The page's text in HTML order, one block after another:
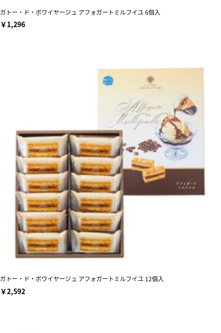
ガトー・ド・ボワイヤージュ アフォガートミルフイユ 6個入
￥1,296
ガトー・ド・ボワイヤージュ アフォガートミルフイユ 12個入
￥2,592